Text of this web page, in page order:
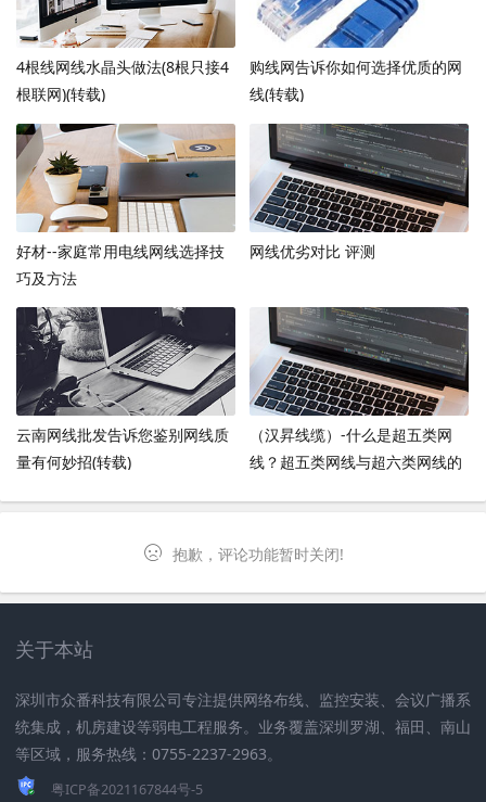
4根线网线水晶头做法(8根只接4
根联网)(转载)
购线网告诉你如何选择优质的网
线(转载)
好材--家庭常用电线网线选择技
巧及方法
网线优劣对比 评测
云南网线批发告诉您鉴别网线质
量有何妙招(转载)
（汉昇线缆）-什么是超五类网
线？超五类网线与超六类网线的
抱歉，评论功能暂时关闭!
关于本站
深圳市众番科技有限公司专注提供网络布线、监控安装、会议广播系
统集成，机房建设等弱电工程服务。业务覆盖深圳罗湖、福田、南山
等区域，服务热线：0755-2237-2963。
粤ICP备2021167844号-5